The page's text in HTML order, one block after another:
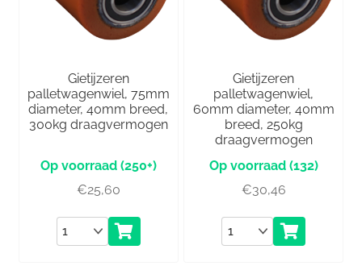
Gietijzeren
palletwagenwiel, 75mm
diameter, 40mm breed,
300kg draagvermogen
(250+)
€25,60
Aantal
Gietijzeren
palletwagenwiel,
60mm diameter, 40mm
breed, 250kg
draagvermogen
(132)
€30,46
Aantal